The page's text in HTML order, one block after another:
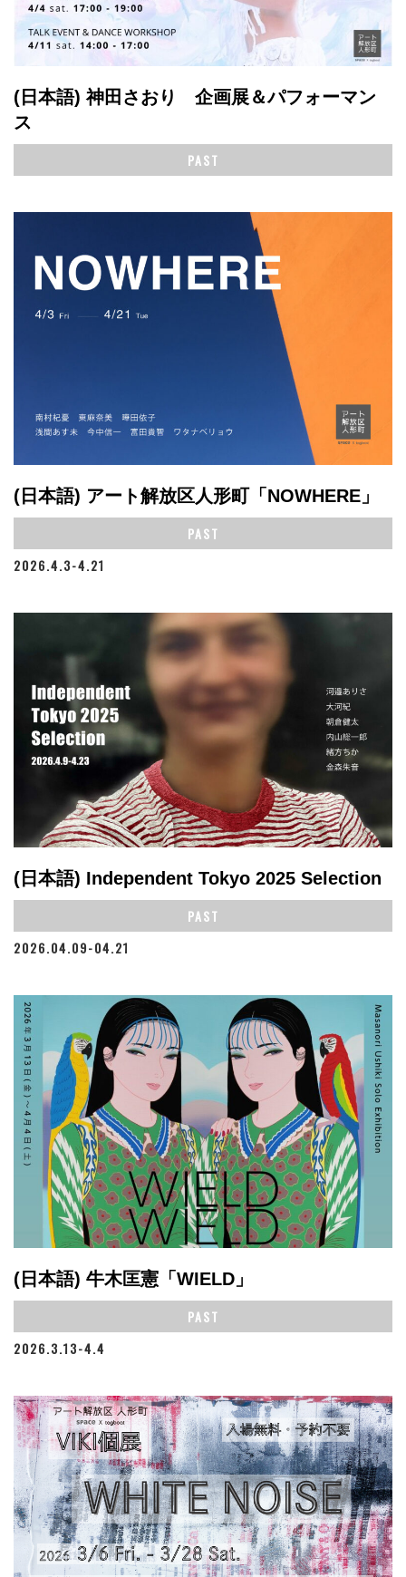
(日本語) 神田さおり 企画展＆パフォーマン
ス
PAST
(日本語) アート解放区人形町「NOWHERE」
PAST
2026.4.3-4.21
(日本語) Independent Tokyo 2025 Selection
PAST
2026.04.09-04.21
(日本語) 牛木匡憲「WIELD」
PAST
2026.3.13-4.4